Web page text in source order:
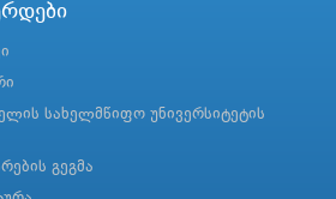
სახელმწიფო უნივერსიტეტის
გეგმა